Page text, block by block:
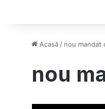
Acasă / nou mandat
nou